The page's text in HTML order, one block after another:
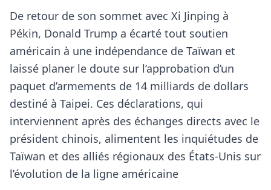
De retour de son sommet avec Xi Jinping à
Pékin, Donald Trump a écarté tout soutien
américain à une indépendance de Taïwan et
laissé planer le doute sur l’approbation d’un
paquet d’armements de 14 milliards de dollars
destiné à Taipei. Ces déclarations, qui
interviennent après des échanges directs avec le
président chinois, alimentent les inquiétudes de
Taïwan et des alliés régionaux des États-Unis sur
l’évolution de la ligne américaine